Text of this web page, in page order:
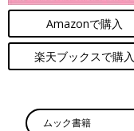
Amazonで購入
楽天ブックスで購入
ムック書籍